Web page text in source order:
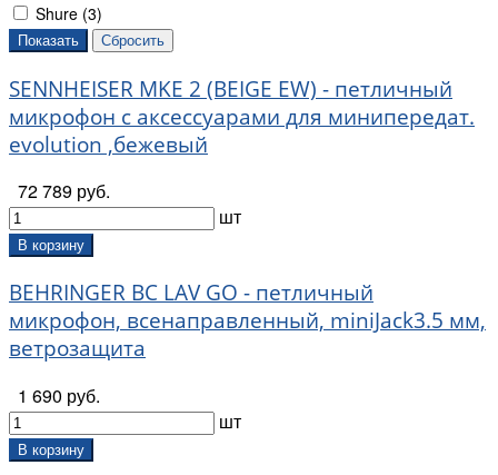
Shure (3)
SENNHEISER MKE 2 (BEIGE EW) - петличный
микрофон с аксессуарами для минипередат.
evolution ,бежевый
72 789 руб.
шт
В корзину
BEHRINGER BC LAV GO - петличный
микрофон, всенаправленный, miniJack3.5 мм,
ветрозащита
1 690 руб.
шт
В корзину